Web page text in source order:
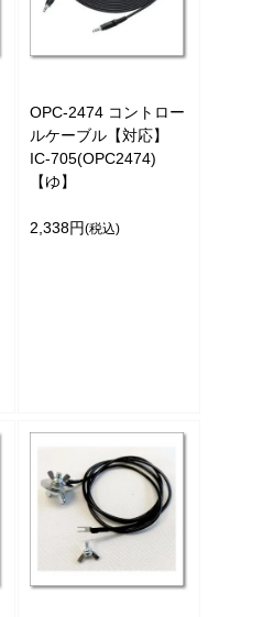
OPC-2474 コントロー
ルケーブル【対応】
IC-705(OPC2474)
【ゆ】
2,338円(税込)